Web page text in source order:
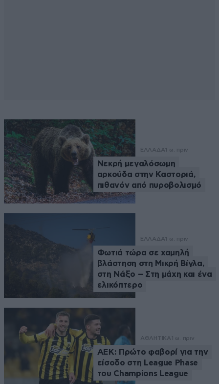
ΕΛΛΑΔΑ 1 ω. πριν
Νεκρή μεγαλόσωμη
αρκούδα στην Καστοριά,
πιθανόν από πυροβολισμό
ΕΛΛΑΔΑ 1 ω. πριν
Φωτιά τώρα σε χαμηλή
βλάστηση στη Μικρή Βίγλα,
στη Νάξο – Στη μάχη και ένα
ελικόπτερο
ΑΘΛΗΤΙΚΑ 1 ω. πριν
ΑΕΚ: Πρώτο φαβορί για την
είσοδο στη League Phase
του Champions League